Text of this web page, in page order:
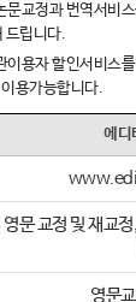
문교정과 번역서비
드립니다.
이용자 할인서비스
용가능합니다.
에
영문 교정 및 재교
영문